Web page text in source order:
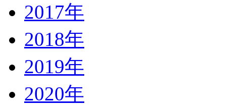
2017年
2018年
2019年
2020年